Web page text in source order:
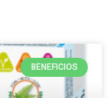
BENEFICIOS